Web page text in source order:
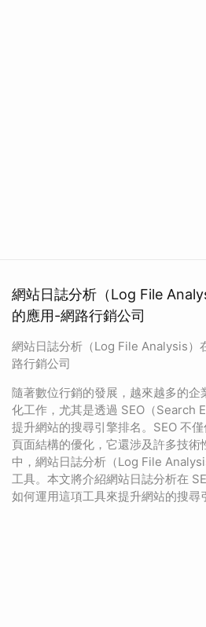
網站日誌分析（Log File
的應用-網路行銷公司
網站日誌分析（Log File Analysis）
路行銷公司
隨著數位行銷的發展，越來越多的企
化工作，尤其是透過 SEO（Search
提升網站的搜尋引擎排名。SEO 不
頁面結構的優化，它還涉及許多技術
中，網站日誌分析（Log File
工具。本文將介紹網站日誌分析在
如何運用這項工具來提升網站的搜尋